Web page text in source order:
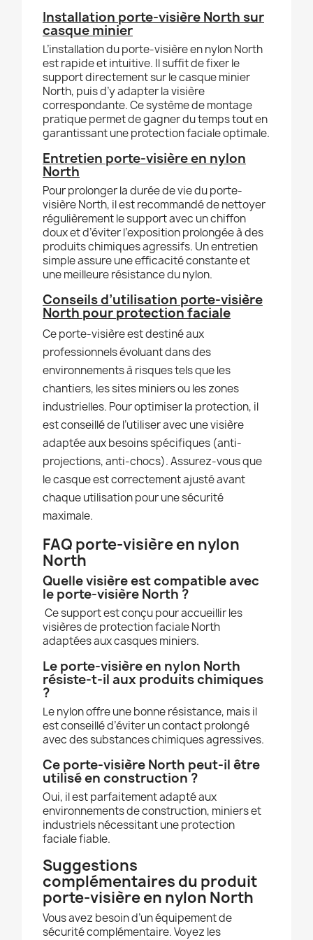
Installation porte-visière North sur
casque minier
L’installation du porte-visière en nylon North
est rapide et intuitive. Il suffit de fixer le
support directement sur le casque minier
North, puis d’y adapter la visière
correspondante. Ce système de montage
pratique permet de gagner du temps tout en
garantissant une protection faciale optimale.
Entretien porte-visière en nylon
North
Pour prolonger la durée de vie du porte-
visière North, il est recommandé de nettoyer
régulièrement le support avec un chiffon
doux et d’éviter l’exposition prolongée à des
produits chimiques agressifs. Un entretien
simple assure une efficacité constante et
une meilleure résistance du nylon.
Conseils d’utilisation porte-visière
North pour protection faciale
Ce porte-visière est destiné aux
professionnels évoluant dans des
environnements à risques tels que les
chantiers, les sites miniers ou les zones
industrielles. Pour optimiser la protection, il
est conseillé de l’utiliser avec une visière
adaptée aux besoins spécifiques (anti-
projections, anti-chocs). Assurez-vous que
le casque est correctement ajusté avant
chaque utilisation pour une sécurité
maximale.
FAQ porte-visière en nylon
North
Quelle visière est compatible avec
le porte-visière North ?
Ce support est conçu pour accueillir les
visières de protection faciale North
adaptées aux casques miniers.
Le porte-visière en nylon North
résiste-t-il aux produits chimiques
?
Le nylon offre une bonne résistance, mais il
est conseillé d’éviter un contact prolongé
avec des substances chimiques agressives.
Ce porte-visière North peut-il être
utilisé en construction ?
Oui, il est parfaitement adapté aux
environnements de construction, miniers et
industriels nécessitant une protection
faciale fiable.
Suggestions
complémentaires du produit
porte-visière en nylon North
Vous avez besoin d’un équipement de
sécurité complémentaire. Voyez les